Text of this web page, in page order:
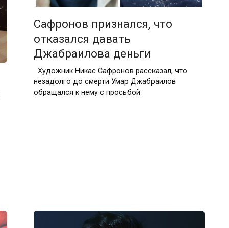
Сафронов признался, что
отказался давать
Джабраилова деньги
Художник Никас Сафронов рассказал, что
незадолго до смерти Умар Джабраилов
обращался к нему с просьбой